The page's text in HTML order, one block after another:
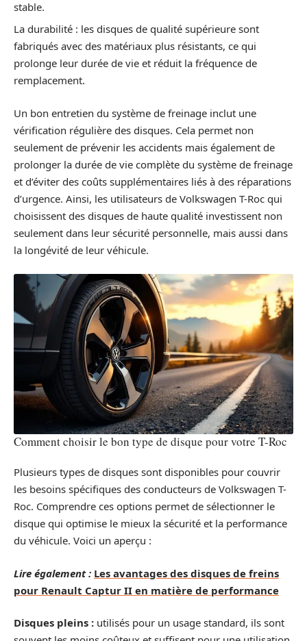
stable.
La durabilité : les disques de qualité supérieure sont
fabriqués avec des matériaux plus résistants, ce qui
prolonge leur durée de vie et réduit la fréquence de
remplacement.
Un bon entretien du système de freinage inclut une
vérification régulière des disques. Cela permet non
seulement de prévenir les accidents mais également de
prolonger la durée de vie complète du système de freinage
et d’éviter des coûts supplémentaires liés à des réparations
d’urgence. Ainsi, les utilisateurs de Volkswagen T-Roc qui
choisissent des disques de haute qualité investissent non
seulement dans leur sécurité personnelle, mais aussi dans
la longévité de leur véhicule.
Comment choisir le bon type de disque pour votre T-Roc
Plusieurs types de disques sont disponibles pour couvrir
les besoins spécifiques des conducteurs de Volkswagen T-
Roc. Comprendre ces options permet de sélectionner le
disque qui optimise le mieux la sécurité et la performance
du véhicule. Voici un aperçu :
Lire également : Les avantages des disques de freins
pour Renault Captur II en matière de performance
Disques pleins : utilisés pour un usage standard, ils sont